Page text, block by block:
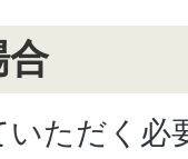
合
いただく必